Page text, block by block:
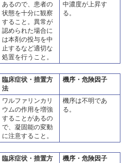
あるので、患者の
状態を十分に観察
すること。異常が
認められた場合に
は本剤の投与を中
止するなど適切な
処置を行うこと。
中濃度が上昇す
る。
臨床症状・措置方
法
機序・危険因子
ワルファリンカリ
ウムの作用を増強
することがあるの
で、凝固能の変動
に注意すること。
機序は不明であ
る。
臨床症状・措置方
機序・危険因子